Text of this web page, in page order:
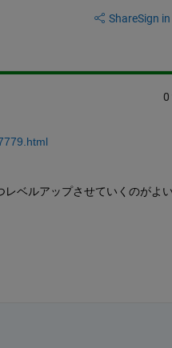
ShareSign
0
ベルアップさせていくのがよ